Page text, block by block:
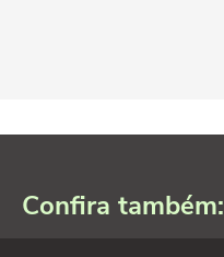
Confira também: